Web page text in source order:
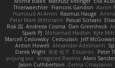
Thierwaechter Francois Gandon Aaron
Humoud Al-Amiri Rasmus Hauge
Peter Mark Wittmann Pascal Scrivani
Risk 📀 Andreea Cosma Dan Greenheck
Spark PJ Mohamad Hadlah Kyle
Marcell Ceslowsky Cedoulain Jeff McGowan
Anton Howell Alexander Adelmann
Derek Wight 幸史 松下 Eduardo Peter
yuijung seo
Imagined Realms Alani
Jason Cuthbertson Zerina Cmajcanin